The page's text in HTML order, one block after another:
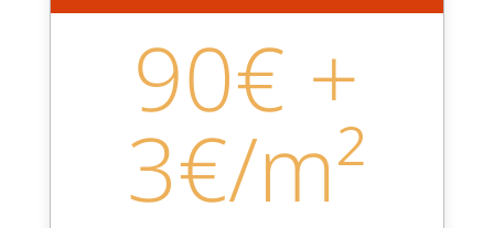
90€ +
3€/m²